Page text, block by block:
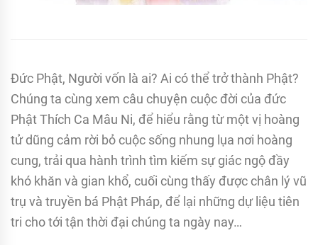
Đức Phật, Người vốn là ai? Ai có thể trở thành Phật?
Chúng ta cùng xem câu chuyện cuộc đời của đức
Phật Thích Ca Mâu Ni, để hiểu rằng từ một vị hoàng
tử dũng cảm rời bỏ cuộc sống nhung lụa nơi hoàng
cung, trải qua hành trình tìm kiếm sự giác ngộ đầy
khó khăn và gian khổ, cuối cùng thấy được chân lý vũ
trụ và truyền bá Phật Pháp, để lại những dự liệu tiên
tri cho tới tận thời đại chúng ta ngày nay…